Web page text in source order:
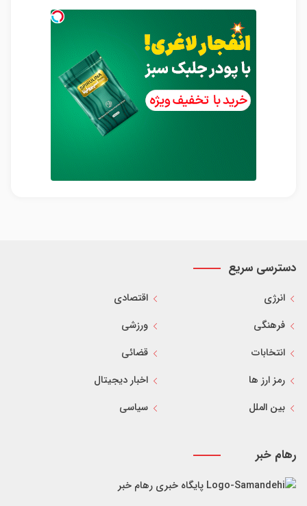
دسترسی سریع
انرژی
اقتصادی
فرهنگی
ورزشی
انتخابات
قضائی
رمز ارز ها
اخبار دیجیتال
بین الملل
سیاسی
رهام خبر
پایگاه خبری رهام خبر